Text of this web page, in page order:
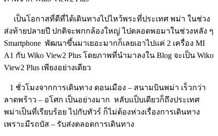
เป็นโอกาสที่ดีที่ได้เดินทางไปไหว้พระที่ประเทศ พม่า ในช่วง
ส่งท้ายปลายปี ปกติจะพกกล้องใหญ่ ไปตลอดพอมาในช่วงหลัง ๆ
Smartphone พัฒนาขึ้นมาเยอะมากก็เลยเอาไปแค่ 2 เครื่อง MI
A1 กับ Wiko View2 Plus โดยภาพที่นำมาลงใน Blog จะเป็น Wiko
View2 Plus เพียงอย่างเดียว
1 ชั่วโมงจากการเดินทาง ดอนเมือง – สนามบินพม่า เร็วกว่า
ลาดพร้าว – อโศก เป็นอย่างมาก หลับแป็บเดียวก็ถึงประเทศ
พม่าเป็นที่เรียบร้อย ไปกับทัวร์ ก็ไม่ต้องห่วงเรื่องการเดินทาง
เพราะมีรถบัส – รับส่งตลอดการเดินทาง